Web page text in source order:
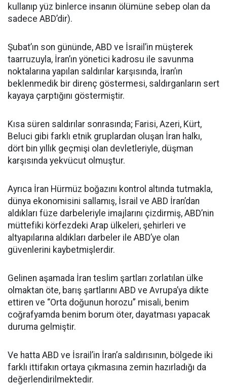
kullanıp yüz binlerce insanın ölümüne sebep olan da
sadece ABD’dir).
Şubat’ın son gününde, ABD ve İsrail’in müşterek
taarruzuyla, İran’ın yönetici kadrosu ile savunma
noktalarına yapılan saldırılar karşısında, İran’ın
beklenmedik bir direnç göstermesi, saldırganların sert
kayaya çarptığını göstermiştir.
Kısa süren saldırılar sonrasında; Farisi, Azeri, Kürt,
Beluci gibi farklı etnik gruplardan oluşan İran halkı,
dört bin yıllık geçmişi olan devletleriyle, düşman
karşısında yekvücut olmuştur.
Ayrıca İran Hürmüz boğazını kontrol altında tutmakla,
dünya ekonomisini sallamış, İsrail ve ABD İran’dan
aldıkları füze darbeleriyle imajlarını çizdirmiş, ABD’nin
müttefiki körfezdeki Arap ülkeleri, şehirleri ve
altyapılarına aldıkları darbeler ile ABD’ye olan
güvenlerini kaybetmişlerdir.
Gelinen aşamada İran teslim şartları zorlatılan ülke
olmaktan öte, barış şartlarını ABD ve Avrupa’ya dikte
ettiren ve “Orta doğunun horozu” misali, benim
coğrafyamda benim borum öter, dayatması yapacak
duruma gelmiştir.
Ve hatta ABD ve İsrail’in İran’a saldırısının, bölgede iki
farklı ittifakın ortaya çıkmasına zemin hazırladığı da
değerlendirilmektedir.